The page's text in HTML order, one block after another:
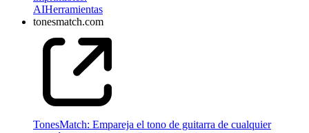
AIHerramientas
tonesmatch.com
TonesMatch: Empareja el tono de guitarra de cualquier